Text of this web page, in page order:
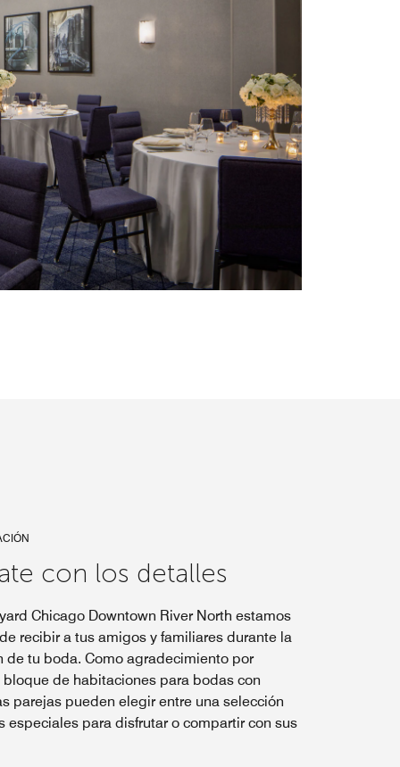
con los detalles
Chicago Downtown River North estamos
recibir a tus amigos y familiares durante la
de tu boda. Como agradecimiento por
bloque de habitaciones para bodas con
parejas pueden elegir entre una selección
especiales para disfrutar o compartir con sus